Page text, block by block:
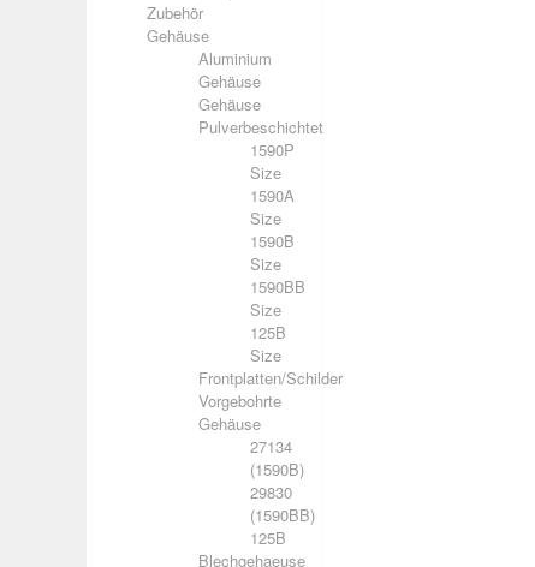
Zubehör
Gehäuse
Aluminium
Gehäuse
Gehäuse
Pulverbeschichtet
1590P
Size
1590A
Size
1590B
Size
1590BB
Size
125B
Size
Frontplatten/Schilder
Vorgebohrte
Gehäuse
27134
(1590B)
29830
(1590BB)
125B
Blechgehaeuse